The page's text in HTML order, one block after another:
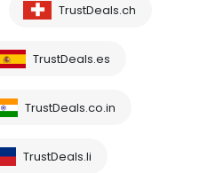
TrustDeals.ch
TrustDeals.es
TrustDeals.co.in
TrustDeals.li